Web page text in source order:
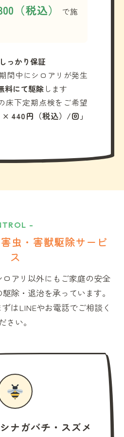
（税込）
で施
っかり保証
間中にシロアリが発生
料にて駆除 します
床下定期点検をご希望
× 440円（税込）/回」
-
虫・害獣駆除サービ
ス
アリ以外にもご家庭の安全
除・退治を承っています。
はLINEやお電話でご相談く
ださい。
ナガバチ・スズメ